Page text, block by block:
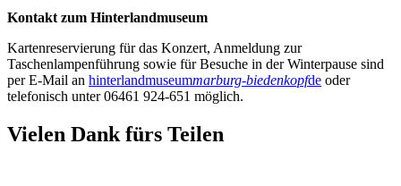
Kontakt zum Hinterlandmuseum
Kartenreservierung für das Konzert, Anmeldung zur
Taschenlampenführung sowie für Besuche in der Winterpause sind
per E-Mail an hinterlandmuseummarburg-biedenkopfde oder
telefonisch unter 06461 924-651 möglich.
Vielen Dank fürs Teilen